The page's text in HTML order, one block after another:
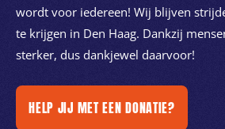
wordt voor iedereen! Wij blijven
te krijgen in Den Haag. Dankzij
sterker, dus dankjewel daarvoor!
HELP JIJ MET EEN DONATIE?